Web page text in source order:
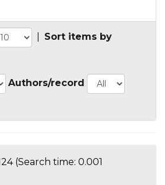
Sort items by
Authors/record
(Search time: 0.001